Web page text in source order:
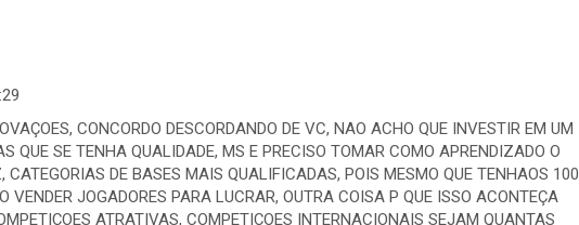
CONCORDO DESCORDANDO DE VC, NAO ACHO QUE INVESTIR EM UM
QUE SE TENHA QUALIDADE, MS E PRECISO TOMAR COMO APRENDIZADO O
DE BASES MAIS QUALIFICADAS, POIS MESMO QUE TENHAOS 100
VENDER JOGADORES PARA LUCRAR, OUTRA COISA P QUE ISSO ACONTEÇA
ATRATIVAS, COMPETIÇOES INTERNACIONAIS SEJAM QUANTAS